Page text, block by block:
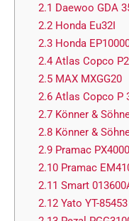
2.1 Daewoo GDA
2.2Honda Eu32I
2.3Honda
2.4Atlas Copco
2.5MAX MXGG20
2.6Atlas Copco P
2.7Könner &
2.8Könner &
2.9Pramac PX4000
2.10Pramac
2.11 Smart
2.12Yato YT-85453